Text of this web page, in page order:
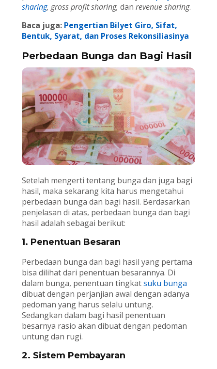
sharing, gross profit sharing, dan revenue sharing.
Baca juga: Pengertian Bilyet Giro, Sifat,
Bentuk, Syarat, dan Proses Rekonsiliasinya
Perbedaan Bunga dan Bagi Hasil
Setelah mengerti tentang bunga dan juga bagi
hasil, maka sekarang kita harus mengetahui
perbedaan bunga dan bagi hasil. Berdasarkan
penjelasan di atas, perbedaan bunga dan bagi
hasil adalah sebagai berikut:
1. Penentuan Besaran
Perbedaan bunga dan bagi hasil yang pertama
bisa dilihat dari penentuan besarannya. Di
dalam bunga, penentuan tingkatsuku bunga
dibuat dengan perjanjian awal dengan adanya
pedoman yang harus selalu untung.
Sedangkan dalam bagi hasil penentuan
besarnya rasio akan dibuat dengan pedoman
untung dan rugi.
2. Sistem Pembayaran